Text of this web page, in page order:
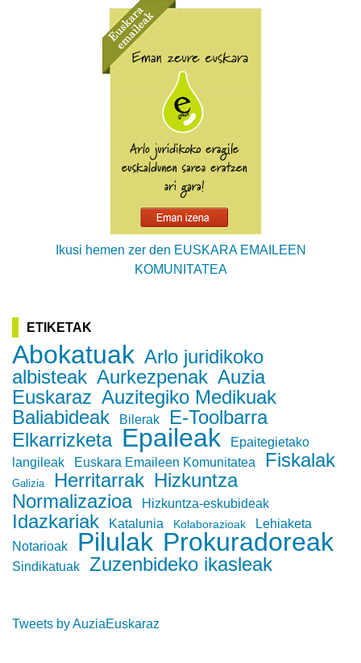
Ikusi hemen zer den EUSKARA EMAILEEN
KOMUNITATEA
ETIKETAK
Abokatuak Arlo juridikoko
albisteak Aurkezpenak Auzia
Euskaraz Auzitegiko Medikuak
Baliabideak
Bilerak
E-Toolbarra
Elkarrizketa Epaileak
Epaitegietako
langileak
Euskara Emaileen Komunitatea Fiskalak
Galizia Herritarrak Hizkuntza
Normalizazioa
Hizkuntza-eskubideak
Idazkariak Katalunia Kolaborazioak
Lehiaketa
Notarioak
Pilulak Prokuradoreak
Sindikatuak Zuzenbideko ikasleak
Tweets by AuziaEuskaraz